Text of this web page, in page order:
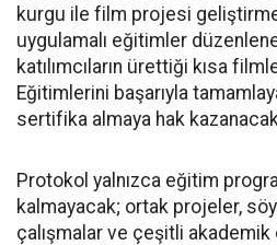
kurgu ile film projesi
uygulamalı eğitimler
katılımcıların ürettiği kısa
Eğitimlerini başarıyla
sertifika almaya hak
Protokol yalnızca eğitim
kalmayacak; ortak projeler,
çalışmalar ve çeşitli